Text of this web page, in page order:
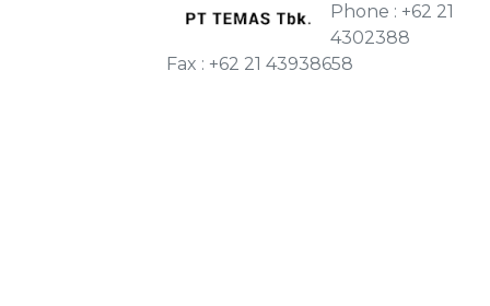
Phone : +62 21
4302388
Fax : +62 21 43938658